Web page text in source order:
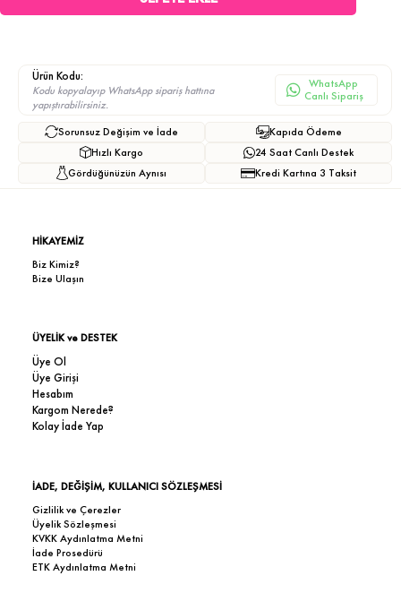
Ürün Kodu:
Kodu kopyalayıp WhatsApp sipariş hattına
yapıştırabilirsiniz.
WhatsApp
Canlı Sipariş
Sorunsuz Değişim ve İade
Hızlı Kargo
Gördüğünüzün Aynısı
Kapıda Ödeme
24 Saat Canlı Destek
Kredi Kartına 3 Taksit
HİKAYEMİZ
Biz Kimiz?
Bize Ulaşın
ÜYELİK ve DESTEK
Üye Ol
Üye Girişi
Hesabım
Kargom Nerede?
Kolay İade Yap
İADE, DEĞİŞİM, KULLANICI SÖZLEŞMESİ
Gizlilik ve Çerezler
Üyelik Sözleşmesi
KVKK Aydınlatma Metni
İade Prosedürü
ETK Aydınlatma Metni